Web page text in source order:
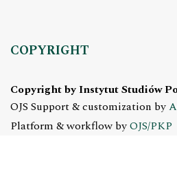
COPYRIGHT
Copyright by Instytut Studiów
OJS Support & customization by
Platform & workflow byOJS/PKP